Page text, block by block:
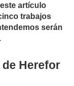
este artículo
trabajos
serán
Herefor